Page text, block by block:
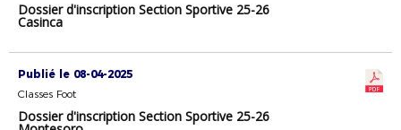
Dossier d'inscription Section Sportive 25-26
Casinca
Publié le 08-04-2025
Classes Foot
Dossier d'inscription Section Sportive 25-26